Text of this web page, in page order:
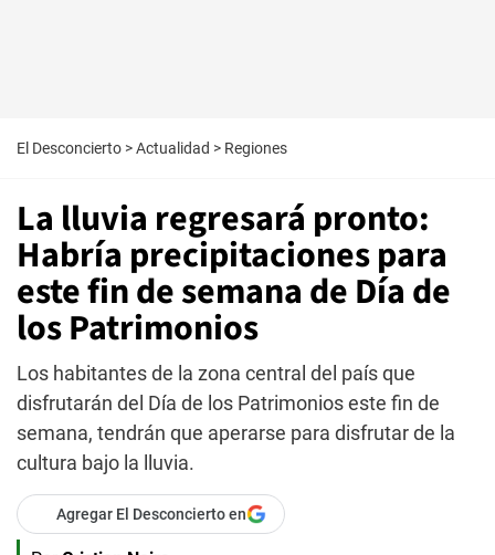
El Desconcierto >Actualidad > Regiones
La lluvia regresará pronto:
Habría precipitaciones para
este fin de semana de Día de
los Patrimonios
Los habitantes de la zona central del país que
disfrutarán del Día de los Patrimonios este fin de
semana, tendrán que aperarse para disfrutar de la
cultura bajo la lluvia.
Agregar El Desconcierto en